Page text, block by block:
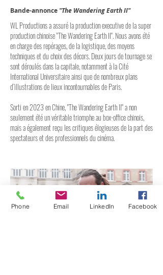
Bande-annonce "The Wandering EarthII"
WL Productions a assuré la production executive de la super
production chinoise "The Wandering Earth II". Nous avons été
en charge des repérages, de la logistique, des moyens
techniques et du choix des décors. Deux jours de tournage se
sont déroulés dans la capitale, notamment à la Cité
International Universitaire ainsi que de nombreux plans
d’illustrations de lieux incontournables de Paris. ​
Sorti en 2023 en Chine, "The Wandering Earth II" a non
seulement été un véritable triomphe au box-office chinois,
mais a également reçu les critiques élogieuses de la part des
spectateurs et des professionnels du cinéma.
Phone Email LinkedIn Facebook